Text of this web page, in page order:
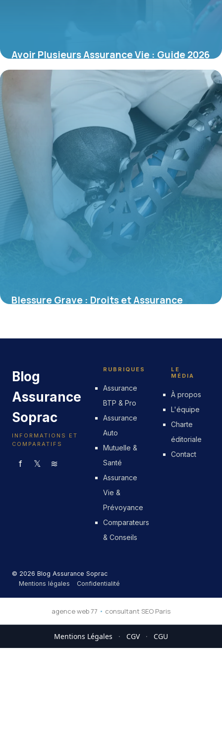
Avoir Plusieurs Assurance Vie : Guide 2026
20 mai 2026
Blessure Grave : Droits et Assurance
Blog
Assurance
Soprac
INFORMATIONS ET
COMPARATIFS
f 𝕏 ≋
RUBRIQUES
Assurance
BTP & Pro
Assurance
Auto
Mutuelle &
Santé
Assurance
Vie &
Prévoyance
Comparateurs
& Conseils
LE
MÉDIA
À propos
L'équipe
Charte
éditoriale
Contact
© 2026 Blog Assurance Soprac
Mentions légales
Confidentialité
agence web 77 • consultant SEO Paris
Mentions Légales · CGV · CGU